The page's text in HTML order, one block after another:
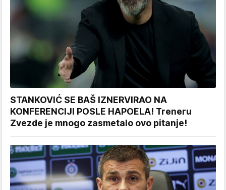
STANKOVIĆ SE BAŠ IZNERVIRAO NA
KONFERENCIJI POSLE HAPOELA! Treneru
Zvezde je mnogo zasmetalo ovo pitanje!